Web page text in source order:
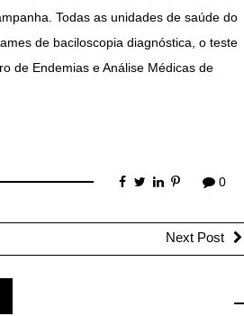
Todas as unidades de saúde do
de baciloscopia diagnóstica, o teste
de Endemias e Análise Médicas de
0
Next Post